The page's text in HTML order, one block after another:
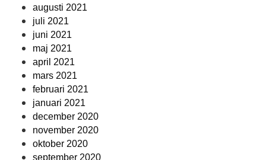
augusti 2021
juli 2021
juni 2021
maj 2021
april 2021
mars 2021
februari 2021
januari 2021
december 2020
november 2020
oktober 2020
september 2020